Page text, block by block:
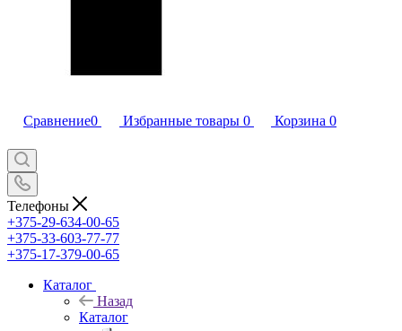
Сравнение0 Избранные товары 0 Корзина 0
Телефоны
+375-29-634-00-65
+375-33-603-77-77
+375-17-379-00-65
Каталог
Назад
Каталог